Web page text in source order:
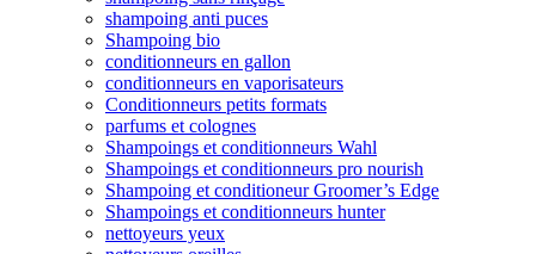
shampoing anti puces
Shampoing bio
conditionneurs en gallon
conditionneurs en vaporisateurs
Conditionneurs petits formats
parfums et colognes
Shampoings et conditionneurs Wahl
Shampoings et conditionneurs pro nourish
Shampoing et conditioneur Groomer’s Edge
Shampoings et conditionneurs hunter
nettoyeurs yeux